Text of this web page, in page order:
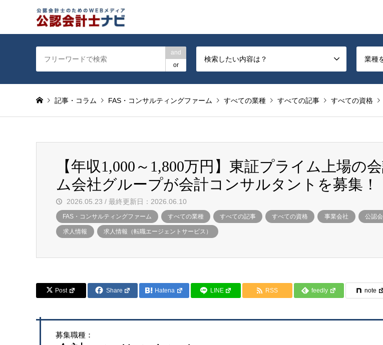
and
or
検索したい内容は？ 業種
記事・コラム FAS・コンサルティングファーム すべての業種 すべての記事 すべての資格
【年収1,000～1,800万円】東証プライム上場の
ム会社グループが会計コンサルタントを募集！
2026.05.23 / 最終更新日：2026.06.10
FAS・コンサルティングファーム すべての業種 すべての記事 すべての資格 事業会社 公認
求人情報 求人情報（転職エージェントサービス）
Post Share Hatena LINE RSS feedly note
募集職種：